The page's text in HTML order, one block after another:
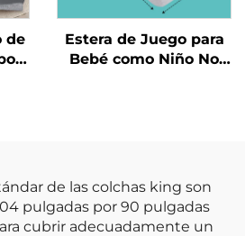
de
Estera de Juego para
Bebé como Niño No
de las colchas king son
pulgadas por 90 pulgadas
cubrir adecuadamente un